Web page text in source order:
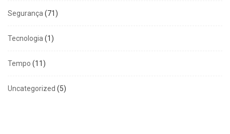
Segurança(71)
Tecnologia(1)
Tempo (11)
Uncategorized (5)